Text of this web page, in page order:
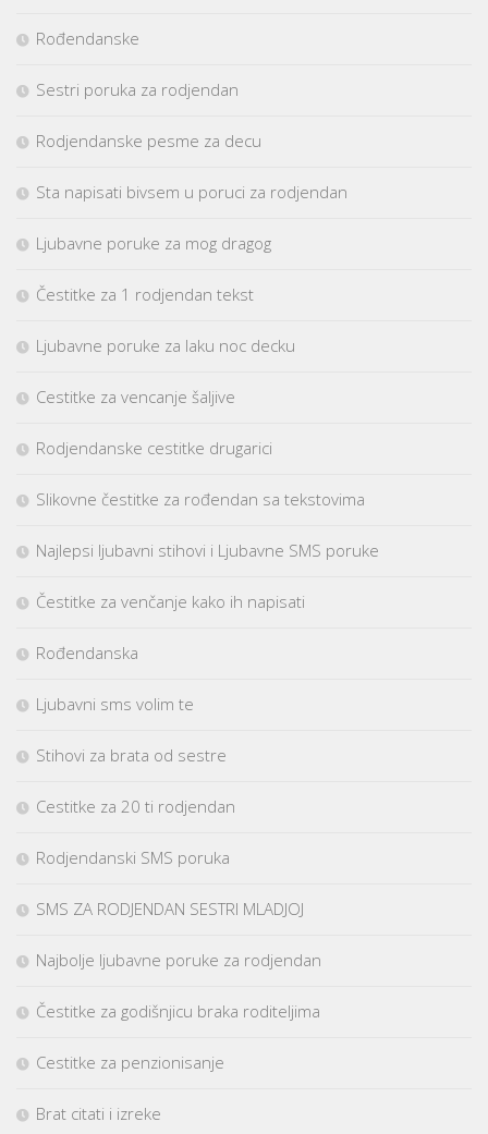
Rođendanske
Sestri poruka za rodjendan
Rodjendanske pesme za decu
Sta napisati bivsem u poruci za rodjendan
Ljubavne poruke za mog dragog
Čestitke za 1 rodjendan tekst
Ljubavne poruke za laku noc decku
Cestitke za vencanje šaljive
Rodjendanske cestitke drugarici
Slikovne čestitke za rođendan sa tekstovima
Najlepsi ljubavni stihovi i Ljubavne SMS poruke
Čestitke za venčanje kako ih napisati
Rođendanska
Ljubavni sms volim te
Stihovi za brata od sestre
Cestitke za 20 ti rodjendan
Rodjendanski SMS poruka
SMS ZA RODJENDAN SESTRI MLADJOJ
Najbolje ljubavne poruke za rodjendan
Čestitke za godišnjicu braka roditeljima
Cestitke za penzionisanje
Brat citati i izreke